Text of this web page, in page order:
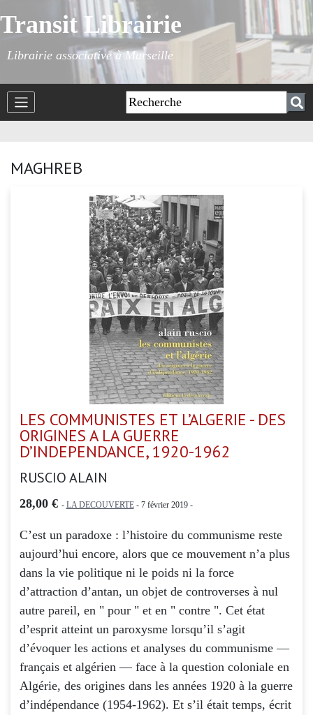
Transit Librairie
Librairie associative à Marseille
MAGHREB
LES COMMUNISTES ET L’ALGERIE - DES
ORIGINES A LA GUERRE
D’INDEPENDANCE, 1920-1962
RUSCIO ALAIN
28,00 € - LA DECOUVERTE- 7 février 2019 -
C’est un paradoxe : l’histoire du communisme reste
aujourd’hui encore, alors que ce mouvement n’a plus
dans la vie politique ni le poids ni la force
d’attraction d’antan, un objet de controverses à nul
autre pareil, en " pour " et en " contre ". Cet état
d’esprit atteint un paroxysme lorsqu’il s’agit
d’évoquer les actions et analyses du communisme —
français et algérien — face à la question coloniale en
Algérie, des origines dans les années 1920 à la guerre
d’indépendance (1954-1962). Et s’il était temps, écrit